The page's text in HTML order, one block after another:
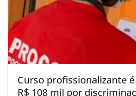
Curso profissionalizante
R$ 108 mil por